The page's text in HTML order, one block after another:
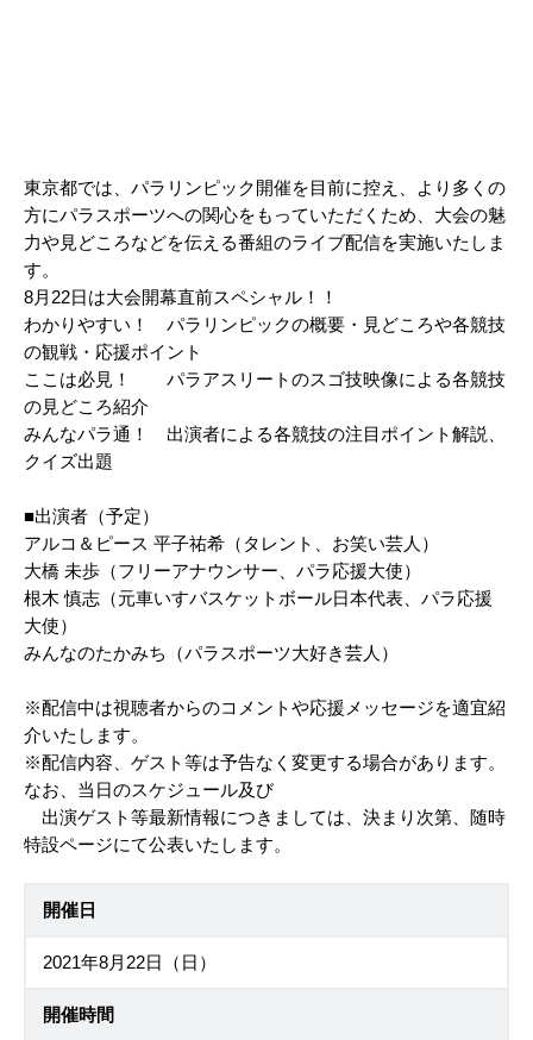
東京都では、パラリンピック開催を目前に控え、より多くの
方にパラスポーツへの関心をもっていただくため、大会の魅
力や見どころなどを伝える番組のライブ配信を実施いたしま
す。
8月22日は大会開幕直前スペシャル！！
わかりやすい！ パラリンピックの概要・見どころや各競技
の観戦・応援ポイント
ここは必見！ パラアスリートのスゴ技映像による各競技
の見どころ紹介
みんなパラ通！ 出演者による各競技の注目ポイント解説、
クイズ出題
■出演者（予定）
アルコ＆ピース 平子祐希（タレント、お笑い芸人）
大橋 未歩（フリーアナウンサー、パラ応援大使）
根木 慎志（元車いすバスケットボール日本代表、パラ応援
大使）
みんなのたかみち（パラスポーツ大好き芸人）
※配信中は視聴者からのコメントや応援メッセージを適宜紹
介いたします。
※配信内容、ゲスト等は予告なく変更する場合があります。
なお、当日のスケジュール及び
出演ゲスト等最新情報につきましては、決まり次第、随時
特設ページにて公表いたします。
開催日
2021年8月22日（日）
開催時間